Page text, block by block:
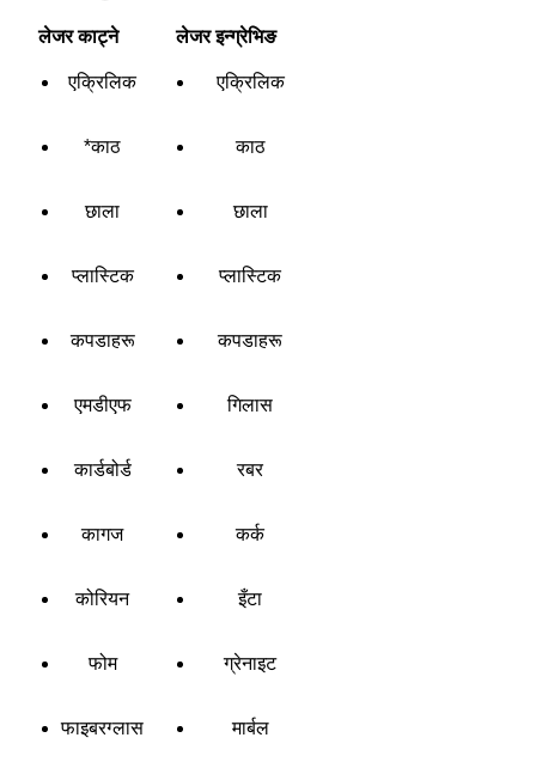
लेजर काट्ने लेजर इन्ग्रेभिङ
एक्रिलिक एक्रिलिक
*काठ काठ
छाला छाला
प्लास्टिक प्लास्टिक
कपडाहरू कपडाहरू
एमडीएफ गिलास
कार्डबोर्ड रबर
कागज कर्क
कोरियन इँटा
फोम ग्रेनाइट
फाइबरग्लास मार्बल